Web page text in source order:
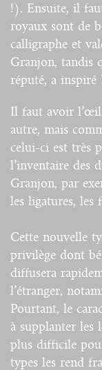
!). Ensuite, il
royaux sont de
calligraphe et
Granjon, tandis
réputé, a
Il faut avoir l’œil
autre, mais
celui-ci est très
l’inventaire des
Granjon, par
les ligatures, les
Cette nouvelle
privilège dont
diffusera
l’étranger,
Pourtant, le
à supplanter les
plus difficile
types les rend